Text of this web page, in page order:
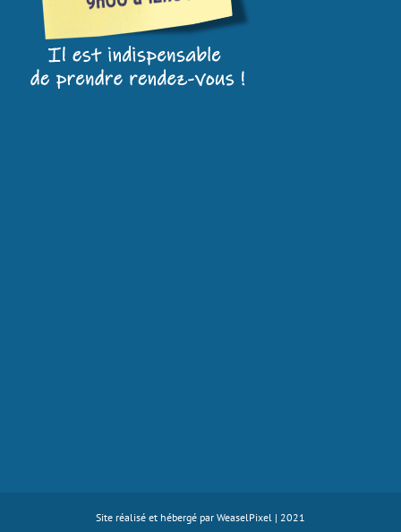
Site réalisé et hébergé par WeaselPixel | 2021